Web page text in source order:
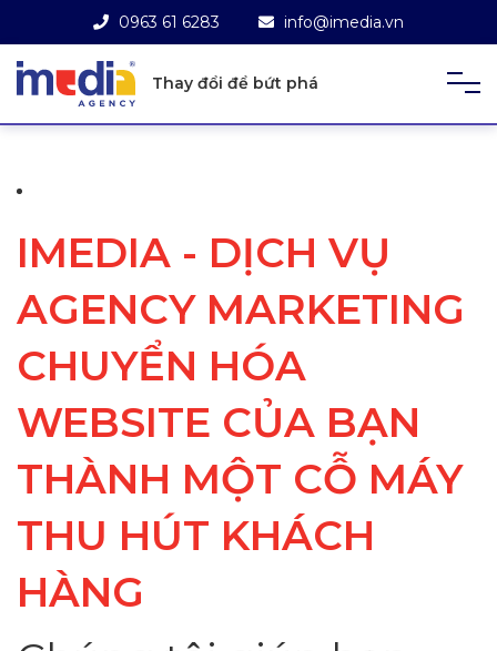
0963 61 6283 info@imedia.vn
Thay đổi để bứt phá
IMEDIA - DỊCH VỤ
AGENCY MARKETING
CHUYỂN HÓA
WEBSITE CỦA BẠN
THÀNH MỘT CỖ MÁY
THU HÚT KHÁCH
HÀNG